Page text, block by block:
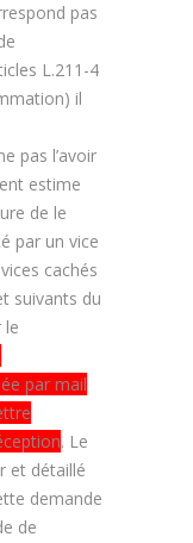
pas
L.211-4
il
pas l’avoir
estime
de le
par un vice
cachés
suivants du
le
par mail
. Le
et détaillé
demande
de